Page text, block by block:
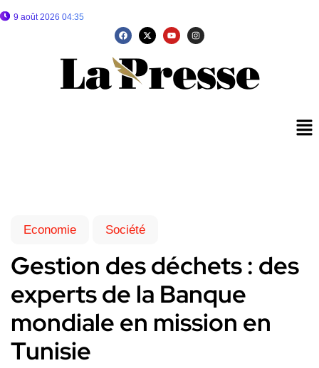
9 août 2026 04:35
Economie Société
Gestion des déchets : des
experts de la Banque
mondiale en mission en
Tunisie